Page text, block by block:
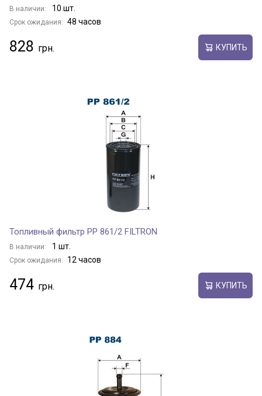
В наличии: 10 шт.
Срок ожидания: 48 часов
828 КУПИТЬ
Топливный фильтр PP 861/2 FILTRON
В наличии: 1 шт.
Срок ожидания: 12 часов
474 КУПИТЬ